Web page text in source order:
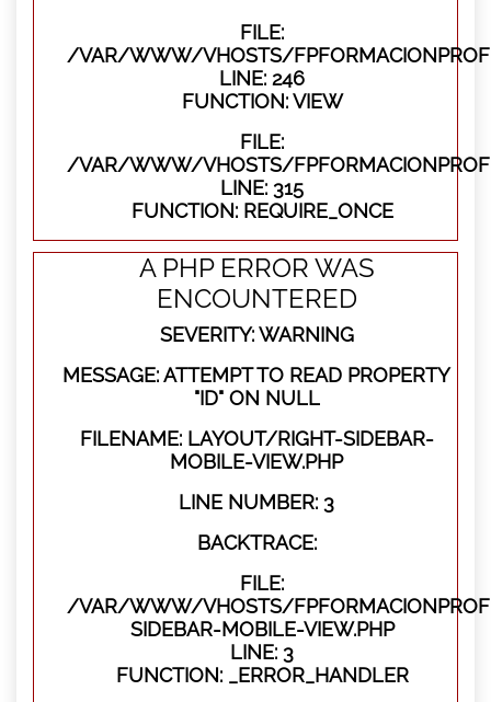
FILE:
/VAR/WWW/VHOSTS/
LINE: 246
FUNCTION: VIEW
FILE:
/VAR/WWW/VHOSTS/
LINE: 315
FUNCTION: REQUIRE_ONCE
A PHP ERROR WAS
ENCOUNTERED
SEVERITY: WARNING
MESSAGE: ATTEMPT TO READ PROPERTY
"ID" ON NULL
FILENAME: LAYOUT/RIGHT-SIDEBAR-
MOBILE-VIEW.PHP
LINE NUMBER: 3
BACKTRACE:
FILE:
/VAR/WWW/VHOSTS/
SIDEBAR-MOBILE-VIEW.PHP
LINE: 3
FUNCTION: _ERROR_HANDLER